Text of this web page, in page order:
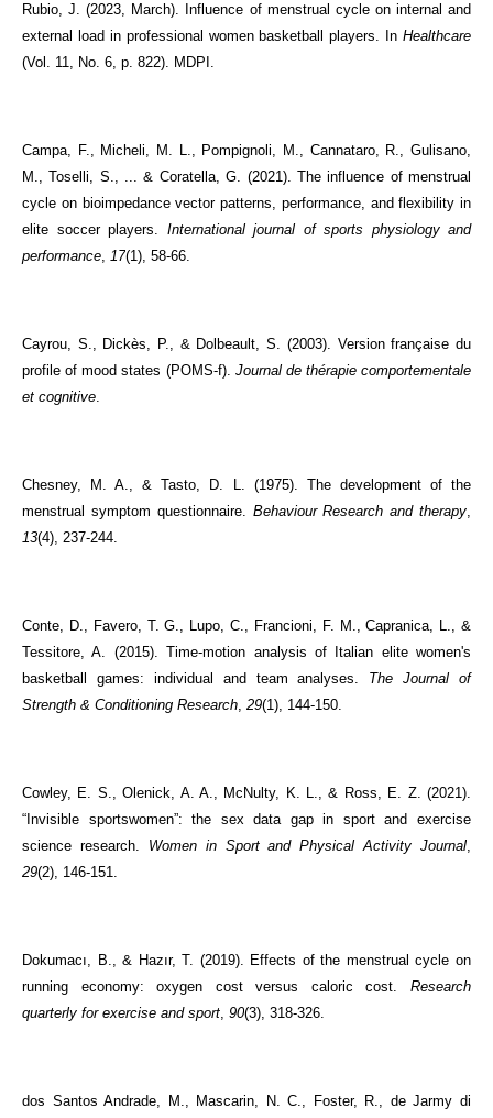
Rubio, J. (2023, March). Influence of menstrual cycle on internal and
external load in professional women basketball players. In Healthcare
(Vol. 11, No. 6, p. 822). MDPI.
Campa, F., Micheli, M. L., Pompignoli, M., Cannataro, R., Gulisano,
M., Toselli, S., ... & Coratella, G. (2021). The influence of menstrual
cycle on bioimpedance vector patterns, performance, and flexibility in
elite soccer players. International journal of sports physiology and
performance, 17(1), 58-66.
Cayrou, S., Dickès, P., & Dolbeault, S. (2003). Version française du
profile of mood states (POMS-f). Journal de thérapie comportementale
et cognitive.
Chesney, M. A., & Tasto, D. L. (1975). The development of the
menstrual symptom questionnaire. Behaviour Research and therapy,
13(4), 237-244.
Conte, D., Favero, T. G., Lupo, C., Francioni, F. M., Capranica, L., &
Tessitore, A. (2015). Time-motion analysis of Italian elite women's
basketball games: individual and team analyses. The Journal of
Strength & Conditioning Research, 29(1), 144-150.
Cowley, E. S., Olenick, A. A., McNulty, K. L., & Ross, E. Z. (2021).
“Invisible sportswomen”: the sex data gap in sport and exercise
science research. Women in Sport and Physical Activity Journal,
29(2), 146-151.
Dokumacı, B., & Hazır, T. (2019). Effects of the menstrual cycle on
running economy: oxygen cost versus caloric cost. Research
quarterly for exercise and sport, 90(3), 318-326.
dos Santos Andrade, M., Mascarin, N. C., Foster, R., de Jarmy di